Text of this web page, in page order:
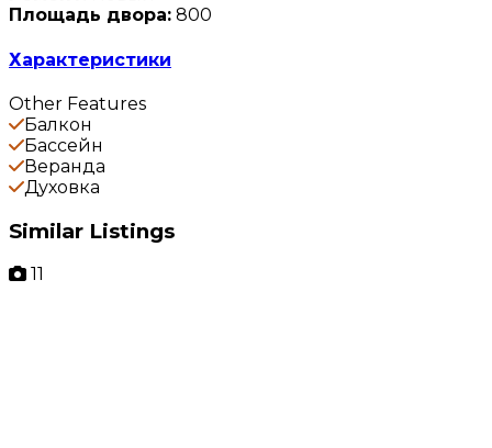
Площадь двора: 800
Характеристики
Other Features
Балкон
Бассейн
Веранда
Духовка
Similar Listings
11